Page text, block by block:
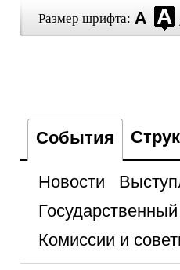
Размер шрифта:
События
Новости
Комиссии и